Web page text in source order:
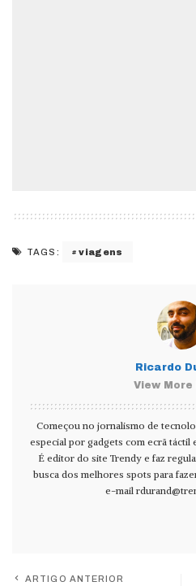
TAGS: viagens
Ricardo
View
Começou no jornalismo de
especial por gadgets com ecrã táctil
É editor do site Trendy e faz
busca dos melhores spots para
e-mail
ARTIGO ANTERIOR